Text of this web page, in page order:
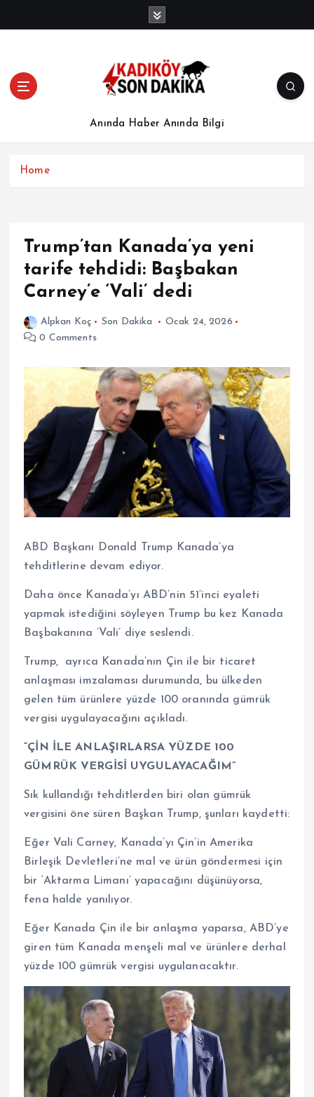
Anında Haber Anında Bilgi
Home
Trump’tan Kanada’ya yeni
tarife tehdidi: Başbakan
Carney’e ‘Vali’ dedi
Alpkan Koç Son Dakika
Ocak 24, 2026
0 Comments
ABD Başkanı Donald Trump Kanada’ya
tehditlerine devam ediyor.
Daha önce Kanada’yı ABD’nin 51’inci eyaleti
yapmak istediğini söyleyen Trump bu kez Kanada
Başbakanına ‘Vali’ diye seslendi.
Trump, ayrıca Kanada’nın Çin ile bir ticaret
anlaşması imzalaması durumunda, bu ülkeden
gelen tüm ürünlere yüzde 100 oranında gümrük
vergisi uygulayacağını açıkladı.
“ÇİN İLE ANLAŞIRLARSA YÜZDE 100
GÜMRÜK VERGİSİ UYGULAYACAĞIM”
Sık kullandığı tehditlerden biri olan gümrük
vergisini öne süren Başkan Trump, şunları kaydetti:
Eğer Vali Carney, Kanada’yı Çin’in Amerika
Birleşik Devletleri’ne mal ve ürün göndermesi için
bir ‘Aktarma Limanı’ yapacağını düşünüyorsa,
fena halde yanılıyor.
Eğer Kanada Çin ile bir anlaşma yaparsa, ABD’ye
giren tüm Kanada menşeli mal ve ürünlere derhal
yüzde 100 gümrük vergisi uygulanacaktır.